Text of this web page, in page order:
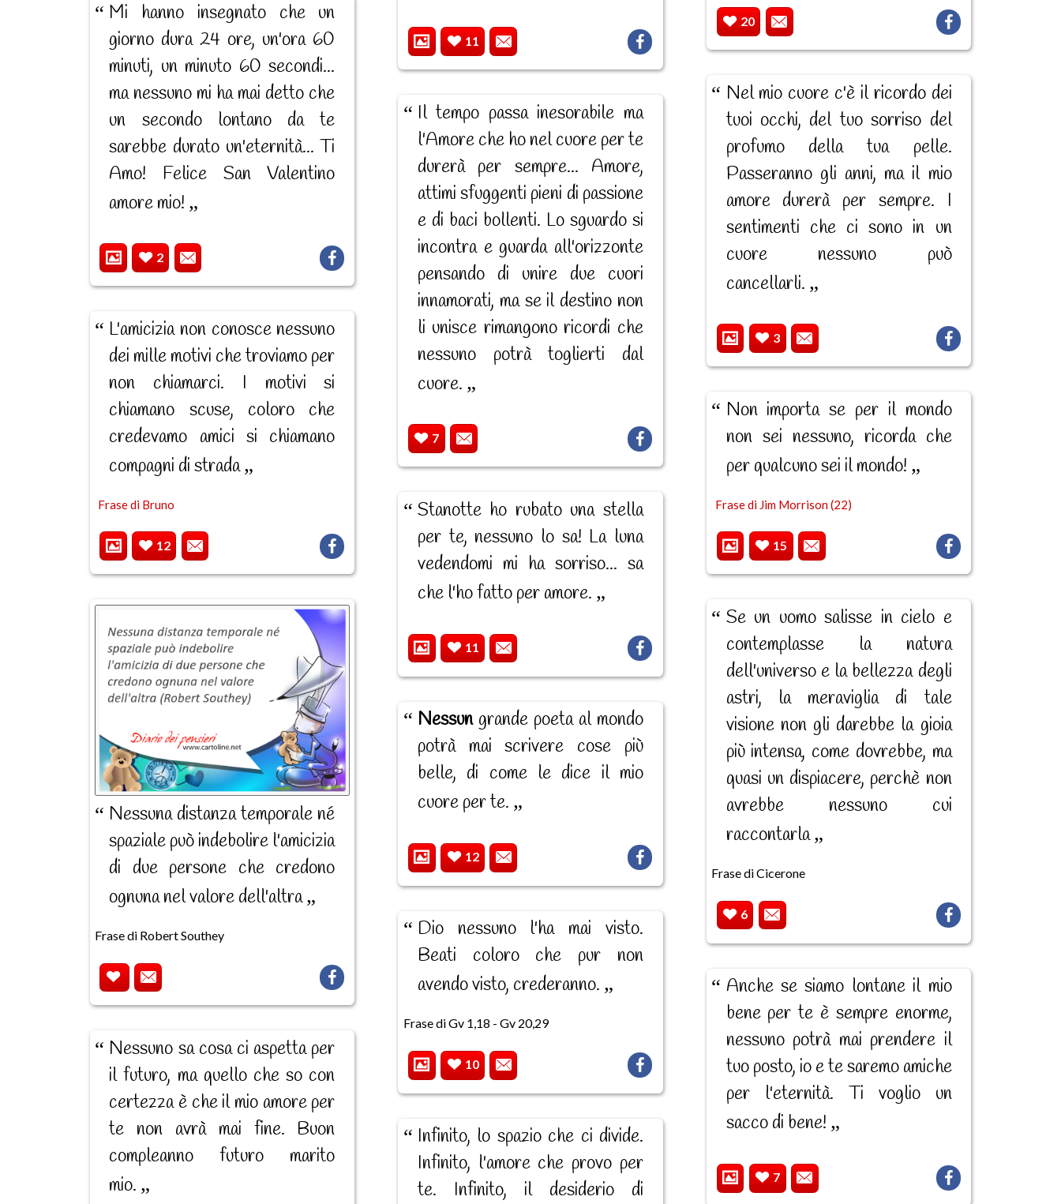
Mi hanno insegnato che un
giorno dura 24 ore, un'ora 60
minuti, un minuto 60 secondi...
ma nessuno mi ha mai detto che
un secondo lontano da te
sarebbe durato un'eternità... Ti
Amo! Felice San Valentino
amore mio!
2
L'amicizia non conosce nessuno
dei mille motivi che troviamo per
non chiamarci. I motivi si
chiamano scuse, coloro che
credevamo amici si chiamano
compagni di strada
Frase di Bruno
12
Nessuna distanza temporale né
spaziale può indebolire l'amicizia
di due persone che credono
ognuna nel valore dell'altra
Frase di Robert Southey
Nessuno sa cosa ci aspetta per
il futuro, ma quello che so con
certezza è che il mio amore per
te non avrà mai fine. Buon
compleanno futuro marito
mio.
11
Il tempo passa inesorabile ma
l'Amore che ho nel cuore per te
durerà per sempre... Amore,
attimi sfuggenti pieni di passione
e di baci bollenti. Lo sguardo si
incontra e guarda all'orizzonte
pensando di unire due cuori
innamorati, ma se il destino non
li unisce rimangono ricordi che
nessuno potrà toglierti dal
cuore.
7
Stanotte ho rubato una stella
per te, nessuno lo sa! La luna
vedendomi mi ha sorriso... sa
che l'ho fatto per amore.
11
Nessungrande poeta al mondo
potrà mai scrivere cose più
belle, di come le dice il mio
cuore per te.
12
Dio nessuno l'ha mai visto.
Beati coloro che pur non
avendo visto, crederanno.
Frase di Gv 1,18 - Gv 20,29
10
Infinito, lo spazio che ci divide.
Infinito, l'amore che provo per
te. Infinito, il desiderio di
20
Nel mio cuore c'è il ricordo dei
tuoi occhi, del tuo sorriso del
profumo della tua pelle.
Passeranno gli anni, ma il mio
amore durerà per sempre. I
sentimenti che ci sono in un
cuore nessuno può
cancellarli.
3
Non importa se per il mondo
non sei nessuno, ricorda che
per qualcuno sei il mondo!
Frase di Jim Morrison (22)
15
Se un uomo salisse in cielo e
contemplasse la natura
dell'universo e la bellezza degli
astri, la meraviglia di tale
visione non gli darebbe la gioia
più intensa, come dovrebbe, ma
quasi un dispiacere, perchè non
avrebbe nessuno cui
raccontarla
Frase di Cicerone
6
Anche se siamo lontane il mio
bene per te è sempre enorme,
nessuno potrà mai prendere il
tuo posto, io e te saremo amiche
per l'eternità. Ti voglio un
sacco di bene!
7